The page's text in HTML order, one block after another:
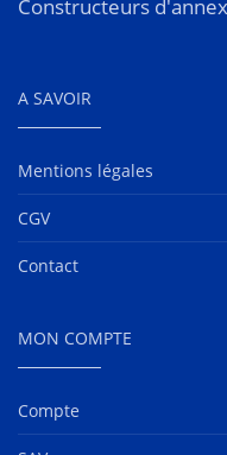
Constructeurs
A SAVOIR
Mentions légales
CGV
Contact
MON COMPTE
Compte